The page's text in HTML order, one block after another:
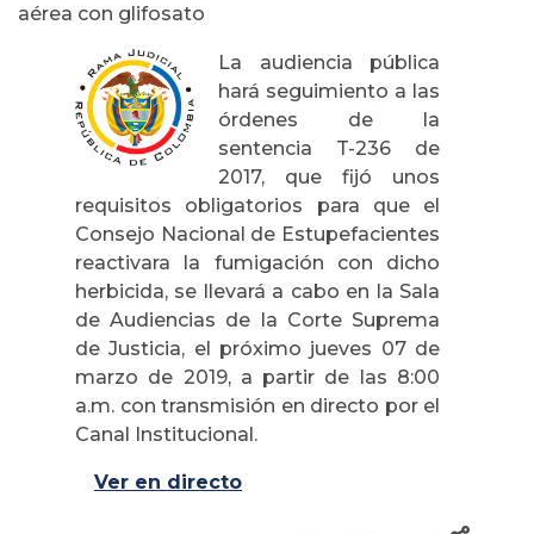
aérea con glifosato
La audiencia pública
hará seguimiento a las
órdenes de la
sentencia T-236 de
2017, que fijó unos
requisitos obligatorios para que el
Consejo Nacional de Estupefacientes
reactivara la fumigación con dicho
herbicida, se llevará a cabo en la Sala
de Audiencias de la Corte Suprema
de Justicia, el próximo jueves 07 de
marzo de 2019, a partir de las 8:00
a.m. con transmisión en directo por el
Canal Institucional.
Ver en directo